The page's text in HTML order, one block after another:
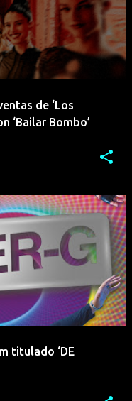
de ‘Los
‘Bailar Bombo’
titulado ‘DE